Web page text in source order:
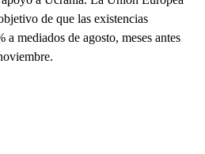
de que las existencias
a mediados de agosto, meses antes